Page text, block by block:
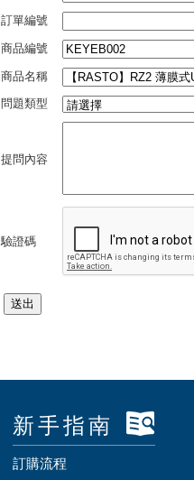
訂單編號
商品編號
商品名稱
問題類型
提問內容
驗證碼
新手指南
訂購流程